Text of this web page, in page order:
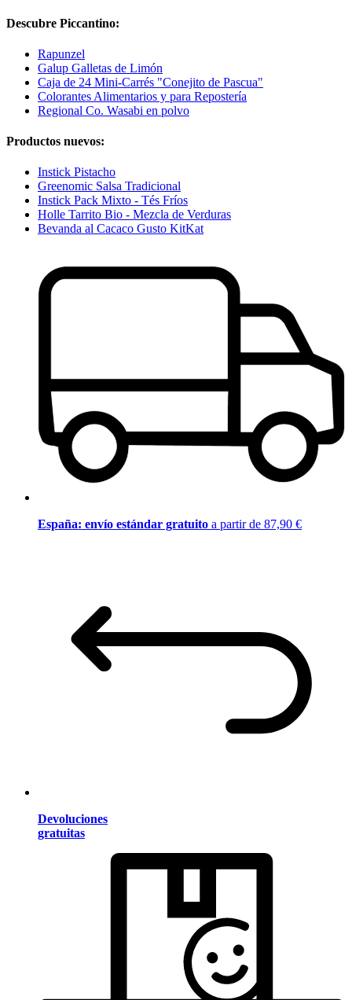
Descubre Piccantino:
Rapunzel
Galup Galletas de Limón
Caja de 24 Mini-Carrés "Conejito de Pascua"
Colorantes Alimentarios y para Repostería
Regional Co. Wasabi en polvo
Productos nuevos:
Instick Pistacho
Greenomic Salsa Tradicional
Instick Pack Mixto - Tés Fríos
Holle Tarrito Bio - Mezcla de Verduras
Bevanda al Cacaco Gusto KitKat
España: envío estándar gratuito a partir de 87,90 €
Devoluciones
gratuitas